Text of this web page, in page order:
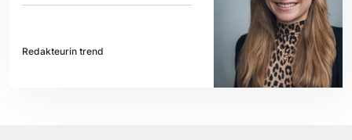
Redakteurin trend